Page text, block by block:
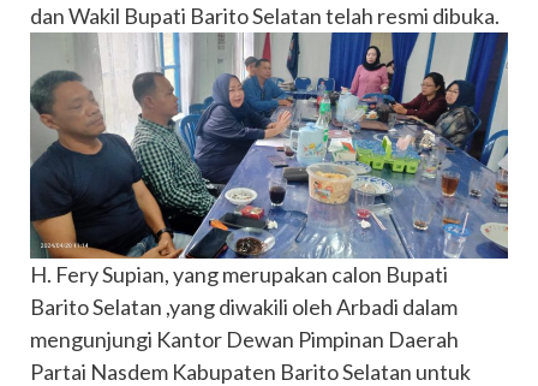
dan Wakil Bupati Barito Selatan telah resmi dibuka.
H. Fery Supian, yang merupakan calon Bupati
Barito Selatan ,yang diwakili oleh Arbadi dalam
mengunjungi Kantor Dewan Pimpinan Daerah
Partai Nasdem Kabupaten Barito Selatan untuk